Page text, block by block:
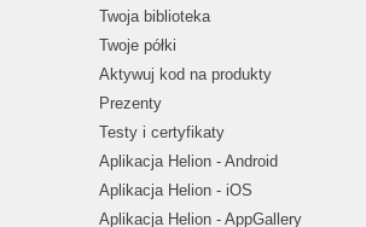
Twoja biblioteka
Twoje półki
Aktywuj kod na produkty
Prezenty
Testy i certyfikaty
Aplikacja Helion - Android
Aplikacja Helion - iOS
Aplikacja Helion - AppGallery